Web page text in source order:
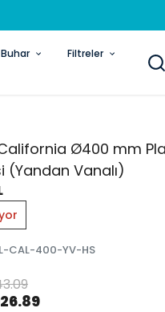
Filtreler
Ø400 mm
(Yandan Vanalı)
CAL-400-YV-HS